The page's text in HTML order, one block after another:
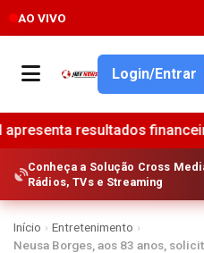
AO VIVO
Login/Entrar
financeiros parciais
Conheça a Solução Cross
Rádios, TVs e Streaming
Início › Entretenimento ›
Neusa Borges, aos 83 anos,